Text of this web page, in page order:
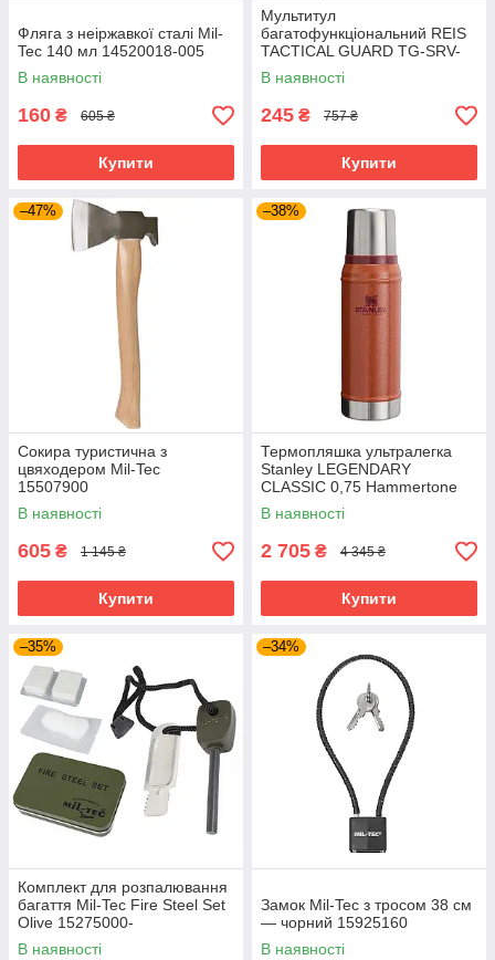
Фляга з неіржавкої сталі Mil-
Tec 140 мл 14520018-005
В наявності
160 ₴ 605 ₴
Купити
Мультитул
багатофункціональний REIS
TACTICAL GUARD TG-SRV-
MFKP-R SB сіро-чорний
В наявності
245 ₴ 757 ₴
Купити
–47%
Сокира туристична з
цвяходером Mil-Tec
15507900
В наявності
605 ₴ 1 145 ₴
Купити
–38%
Термопляшка ультралегка
Stanley LEGENDARY
CLASSIC 0,75 Hammertone
Clay 10-01612-065
В наявності
2 705 ₴ 4 345 ₴
Купити
–35%
Комплект для розпалювання
багаття Mil-Tec Fire Steel Set
Olive 15275000-
В наявності
–34%
Замок Mil-Tec з тросом 38 см
— чорний 15925160
В наявності